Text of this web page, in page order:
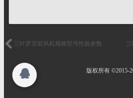
三
三叶罗茨鼓风机规格型号性能参数
版权所有 ©2015-